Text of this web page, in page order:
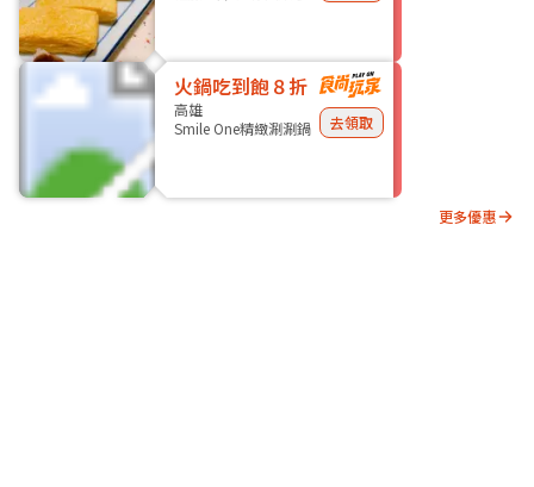
火鍋吃到飽８折
高雄
Smile One精緻涮涮鍋
去領取
更多優惠